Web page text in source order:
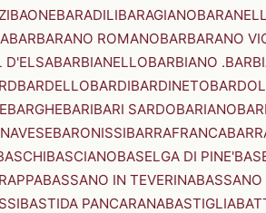
BAONEBARADILIBARAGIANO
BARBARANO ROMANOBARBARANO
D'ELSABARBIANELLOBARBIANO
BARDELLOBARDIBARDINETO
BARGHEBARIBARI SARDOBARIANO
BARONISSIBARRAFRANCA
BASCIANOBASELGA DI PINE'
BASSANO IN TEVERINA
BASTIDA PANCARANABASTIGLIA